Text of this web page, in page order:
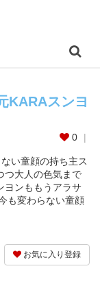
KARAスンヨ
0
い童顔の持ち主ス
つ大人の色気まで
ヨンももうアラサ
も変わらない童顔
お気に入り登録